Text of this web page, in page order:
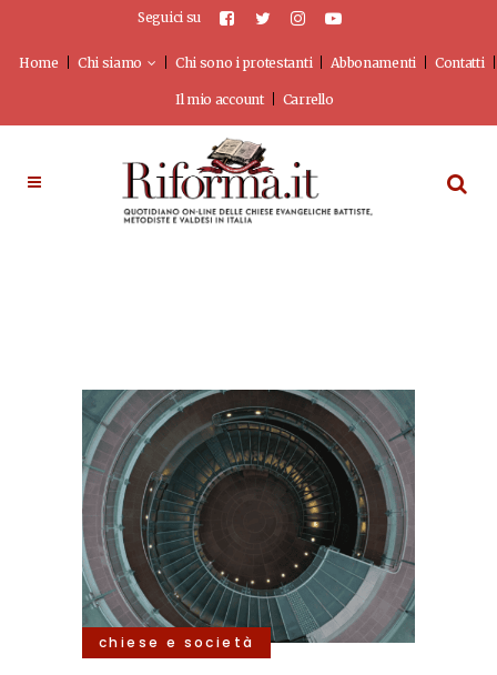
Seguici su
Home Chi siamo Chi sono i protestanti Abbonamenti Contatti
Il mio account Carrello
chiese e società